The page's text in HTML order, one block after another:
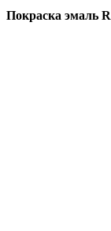
Покраска эмаль